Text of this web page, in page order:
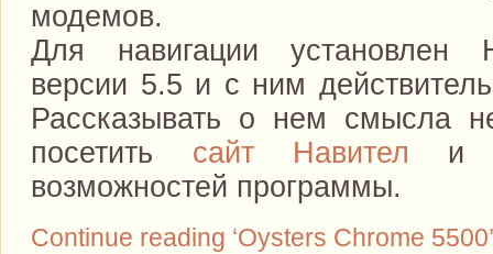
модемов.
Для навигации установлен
версии 5.5 и с ним
Рассказывать о нем смысла
посетить сайт Навител и
возможностей программы.
Continue reading ‘Oysters Chrome